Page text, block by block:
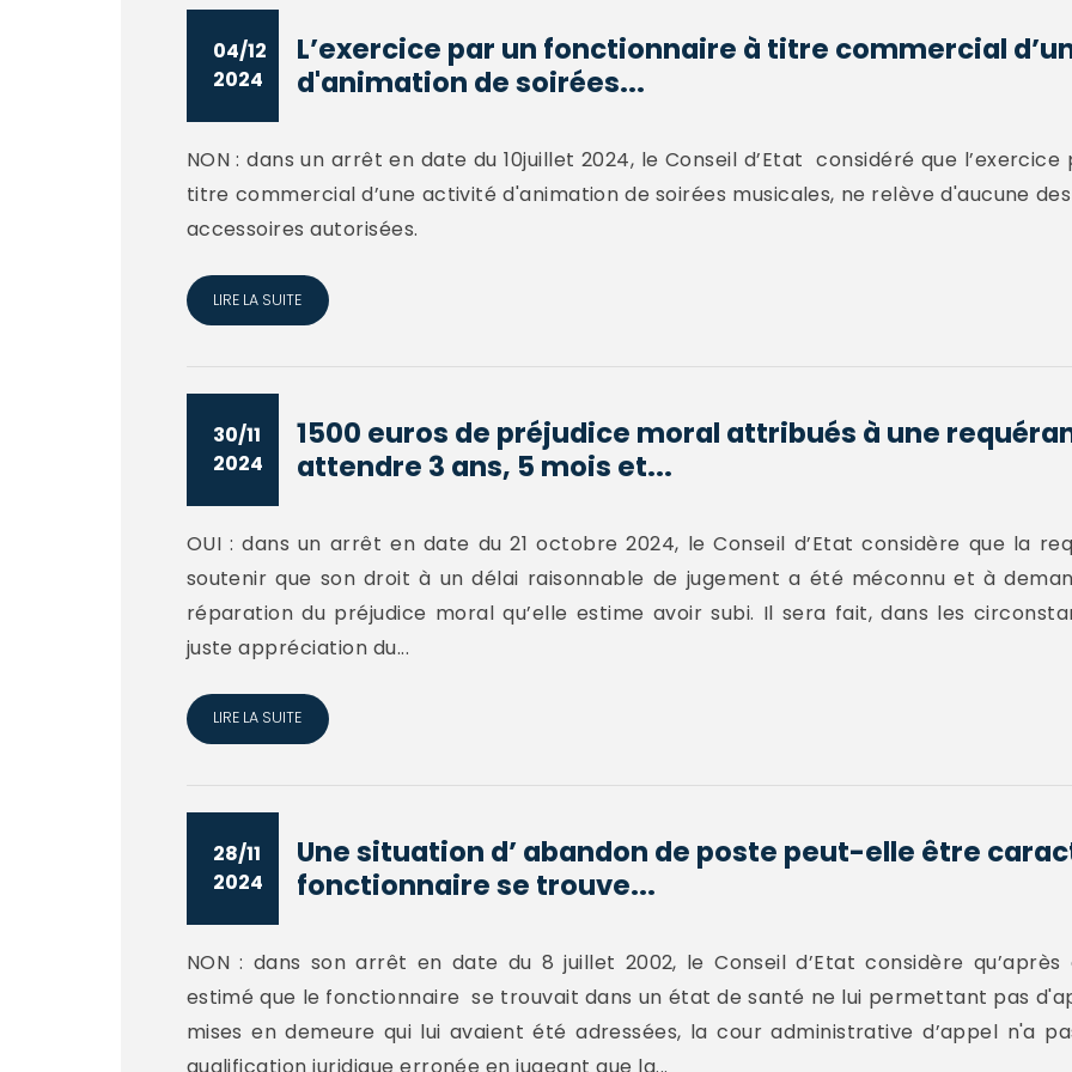
04/12
2024
L’exercice par un fonctionnaire à titre commercial
d'animation de soirées...
NON : dans un arrêt en date du 10juillet 2024, le Conseil d’Etat considéré que
titre commercial d’une activité d'animation de soirées musicales, ne relève d'aucune
accessoires autorisées.
LIRE LA SUITE
30/11
2024
1500 euros de préjudice moral attribués à une
attendre 3 ans, 5 mois et...
OUI : dans un arrêt en date du 21 octobre 2024, le Conseil d’Etat considère que la
soutenir que son droit à un délai raisonnable de jugement a été méconnu et à
réparation du préjudice moral qu’elle estime avoir subi. Il sera fait, dans les
juste appréciation du...
LIRE LA SUITE
28/11
2024
Une situation d’ abandon de poste peut-elle être
fonctionnaire se trouve...
NON : dans son arrêt en date du 8 juillet 2002, le Conseil d’Etat considère
estimé que le fonctionnaire se trouvait dans un état de santé ne lui permettant pas
mises en demeure qui lui avaient été adressées, la cour administrative d’appel n'a
qualification juridique erronée en jugeant que la...